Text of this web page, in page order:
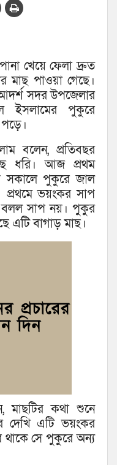
খেয়ে ফেলা দ্রুত
মাছ পাওয়া গেছে।
সদর উপজেলার
ইসলামের পুকুরে
বলেন, প্রতিবছর
ধরি। আজ প্রথম
সকালে পুকুরে জাল
ভয়ংকর সাপ
বলল সাপ নয়। পুকুর
এটি বাগাড় মাছ।
মাছটির কথা শুনে
দেখি এটি ভয়ংকর
থাকে সে পুকুরে অন্য